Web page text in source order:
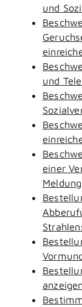
und
und
einer
anzeigen